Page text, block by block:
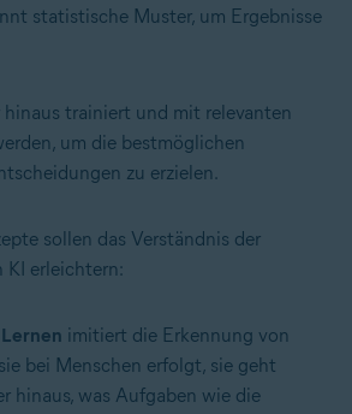
statistische Muster, um Ergebnisse
hinaus trainiert und mit relevanten
um die bestmöglichen
zu erzielen.
sollen das Verständnis der
KI erleichtern:
imitiert die Erkennung von
bei Menschen erfolgt, sie geht
hinaus, was Aufgaben wie die